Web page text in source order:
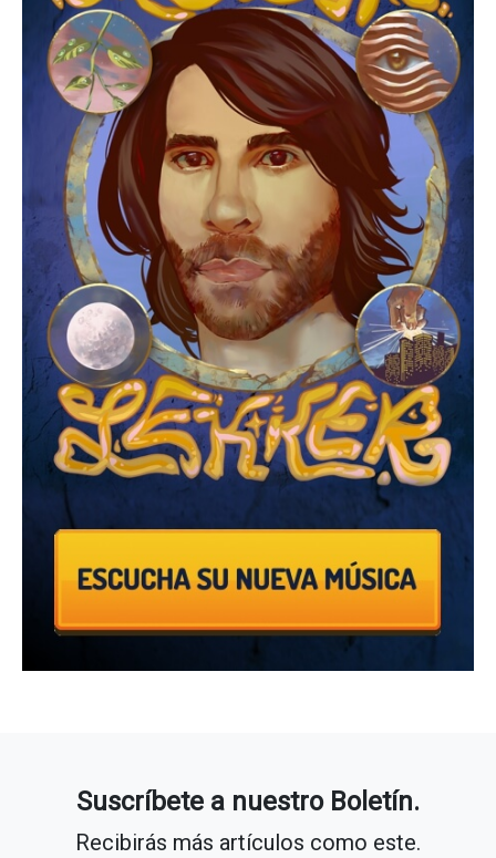
Suscríbete a nuestro Boletín.
Recibirás más artículos como este.